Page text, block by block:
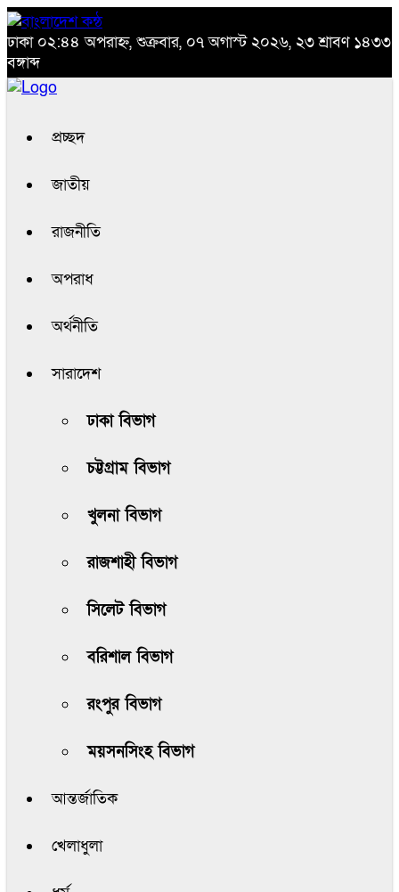
ঢাকা ০২:৪৪ অপরাহ্ন, শুক্রবার, ০৭ অগাস্ট ২০২৬, ২৩ শ্রাবণ ১৪৩৩
বঙ্গাব্দ
প্রচ্ছদ
জাতীয়
রাজনীতি
অপরাধ
অর্থনীতি
সারাদেশ
ঢাকা বিভাগ
চট্টগ্রাম বিভাগ
খুলনা বিভাগ
রাজশাহী বিভাগ
সিলেট বিভাগ
বরিশাল বিভাগ
রংপুর বিভাগ
ময়সনসিংহ বিভাগ
আন্তর্জাতিক
খেলাধুলা